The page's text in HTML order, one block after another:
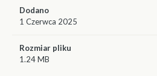
Dodano
1 Czerwca 2025
Rozmiar pliku
1.24 MB